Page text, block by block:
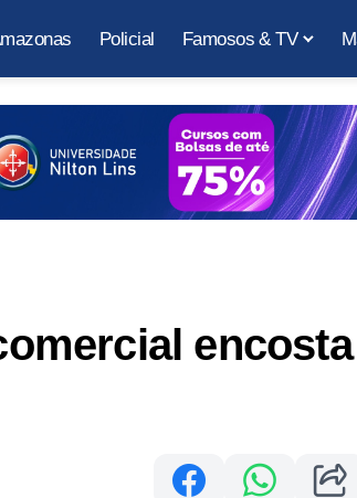
Policial Famosos & TV
encosta